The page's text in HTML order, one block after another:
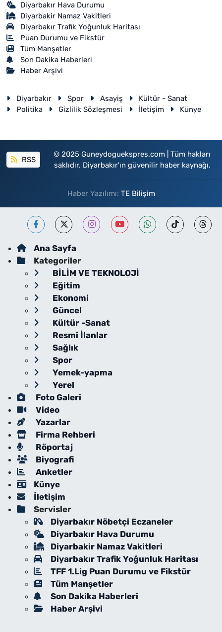
Diyarbakır Hava Durumu
Diyarbakir Namaz Vakitleri
Diyarbakır Trafik Yoğunluk Haritası
Puan Durumu ve Fikstür
Tüm Manşetler
Son Dakika Haberleri
Haber Arşivi
Diyarbakır Spor Asayiş
Kültür - Sanat
Politika
Gizlilik Sözleşmesi İletişim Künye
RSS
© 2025 Guneydoguekspres.com | Tüm hakları
saklıdır. Diyarbakır'ın güvenilir haber kaynağı.
Haber Yazılımı: TE Bilişim
Ana Sayfa
Kategoriler
BİLİM VE TEKNOLOJİ
Eğitim
Ekonomi
Güncel
Kültür -Sanat
Resmi İlanlar
Sağlık
Spor
Yemek-yapma
Yerel
Foto Galeri
Video
Yazarlar
Firma Rehberi
Röportaj
Biyografi
Anketler
Künye
İletişim
Servisler
Diyarbakır Nöbetçi Eczaneler
Diyarbakır Hava Durumu
Diyarbakir Namaz Vakitleri
Diyarbakır Trafik Yoğunluk Haritası
TFF 1.Lig Puan Durumu ve Fikstür
Tüm Manşetler
Son Dakika Haberleri
Haber Arşivi